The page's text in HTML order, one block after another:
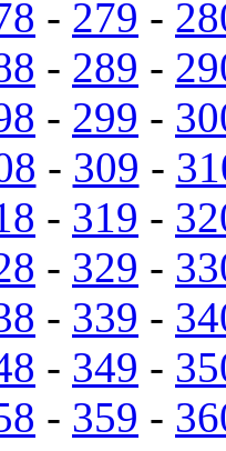
- 279 -
- 289 -
- 299 -
- 309 -
- 319 -
- 329 -
- 339 -
- 349 -
- 359 -